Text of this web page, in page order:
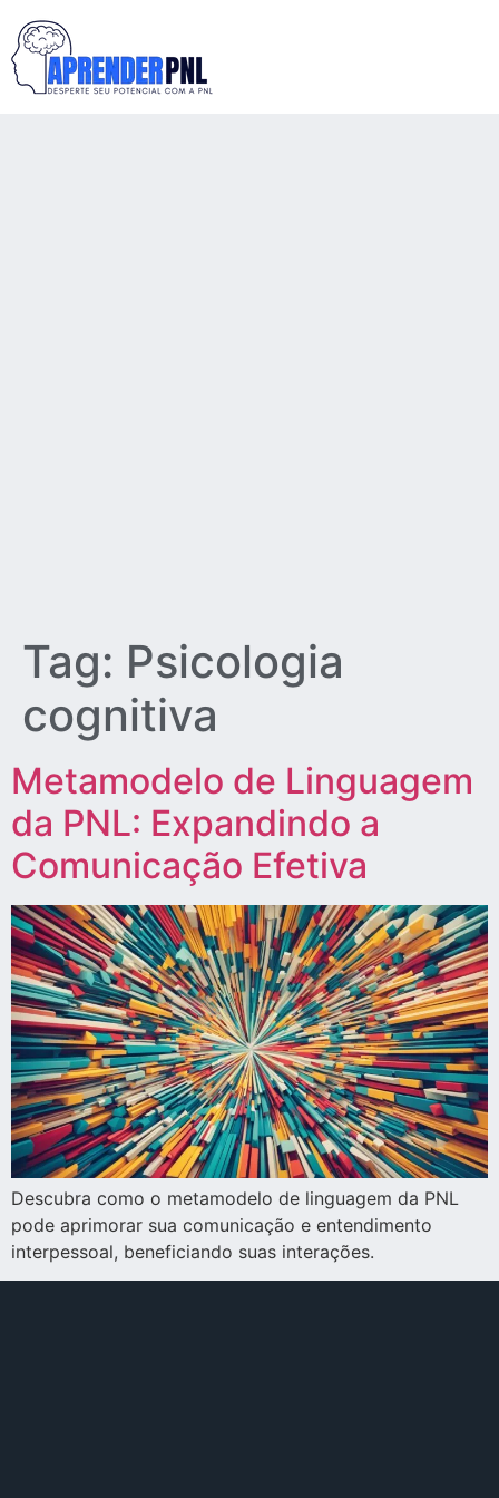
Tag: Psicologia
cognitiva
Metamodelo de Linguagem
da PNL: Expandindo a
Comunicação Efetiva
Descubra como o metamodelo de linguagem da PNL
pode aprimorar sua comunicação e entendimento
interpessoal, beneficiando suas interações.